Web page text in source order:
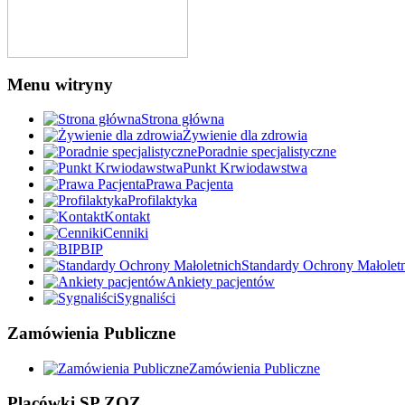
Menu witryny
Strona główna
Żywienie dla zdrowia
Poradnie specjalistyczne
Punkt Krwiodawstwa
Prawa Pacjenta
Profilaktyka
Kontakt
Cenniki
BIP
Standardy Ochrony
Ankiety pacjentów
Sygnaliści
Zamówienia Publiczne
Zamówienia Publiczne